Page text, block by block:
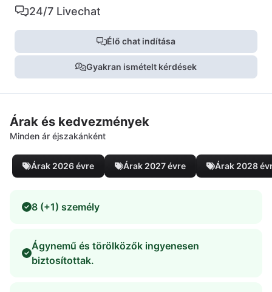
24/7 Livechat
Élő chat indítása
Gyakran ismételt kérdések
Árak és kedvezmények
Minden ár éjszakánként
Árak 2026 évre Árak 2027 évre Árak 2028
8 (+1) személy
Ágynemű és törölközők ingyenesen
biztosítottak.